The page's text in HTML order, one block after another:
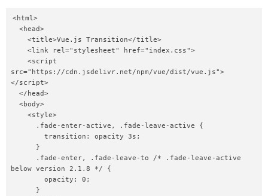
<html>
src="https://cdn.jsdelivr.net/npm/vue/dist/vue.js">
</script>
below version 2.1.8 */ {